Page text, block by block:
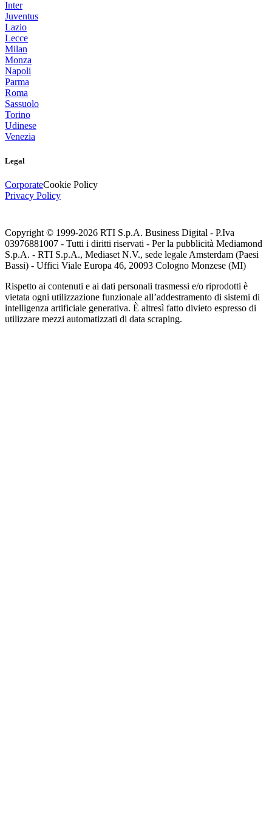
Inter
Juventus
Lazio
Lecce
Milan
Monza
Napoli
Parma
Roma
Sassuolo
Torino
Udinese
Venezia
Legal
CorporateCookie Policy
Privacy Policy
Copyright © 1999-2026 RTI S.p.A. Business Digital - P.Iva
03976881007 - Tutti i diritti riservati - Per la pubblicità Mediamond
S.p.A. - RTI S.p.A., Mediaset N.V., sede legale Amsterdam (Paesi
Bassi) - Uffici Viale Europa 46, 20093 Cologno Monzese (MI)
Rispetto ai contenuti e ai dati personali trasmessi e/o riprodotti è
vietata ogni utilizzazione funzionale all’addestramento di sistemi di
intelligenza artificiale generativa. È altresì fatto divieto espresso di
utilizzare mezzi automatizzati di data scraping.